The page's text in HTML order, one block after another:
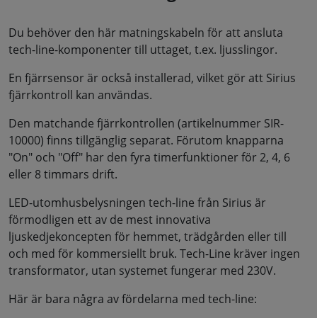
Du behöver den här matningskabeln för att ansluta
tech-line-komponenter till uttaget, t.ex. ljusslingor.
En fjärrsensor är också installerad, vilket gör att Sirius
fjärrkontroll kan användas.
Den matchande fjärrkontrollen (artikelnummer SIR-
10000) finns tillgänglig separat. Förutom knapparna
"On" och "Off" har den fyra timerfunktioner för 2, 4, 6
eller 8 timmars drift.
LED-utomhusbelysningen tech-line från Sirius är
förmodligen ett av de mest innovativa
ljuskedjekoncepten för hemmet, trädgården eller till
och med för kommersiellt bruk. Tech-Line kräver ingen
transformator, utan systemet fungerar med 230V.
Här är bara några av fördelarna med tech-line: